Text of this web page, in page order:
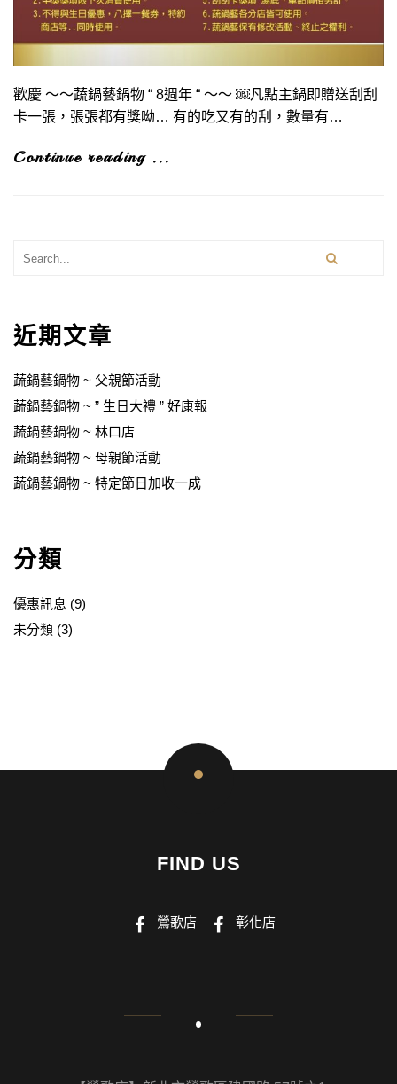
歡慶 ～～蔬鍋藝鍋物 “ 8週年 “ ～～ ￼凡點主鍋即贈送刮刮
卡一張，張張都有獎呦… 有的吃又有的刮，數量有…
Continue reading ...
近期文章
蔬鍋藝鍋物 ~ 父親節活動
蔬鍋藝鍋物 ~ ” 生日大禮 ” 好康報
蔬鍋藝鍋物 ~ 林口店
蔬鍋藝鍋物 ~ 母親節活動
蔬鍋藝鍋物 ~ 特定節日加收一成
分類
優惠訊息 (9)
未分類 (3)
FIND US
鶯歌店 彰化店